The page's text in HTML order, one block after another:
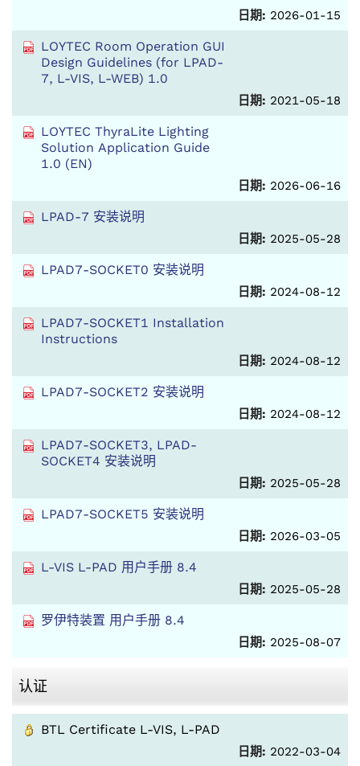
日期: 2026-01-15
LOYTEC Room Operation GUI
Design Guidelines (for LPAD-
7, L-VIS, L-WEB) 1.0
日期: 2021-05-18
LOYTEC ThyraLite Lighting
Solution Application Guide
1.0 (EN)
日期: 2026-06-16
LPAD-7 安装说明
日期: 2025-05-28
LPAD7-SOCKET0 安装说明
日期: 2024-08-12
LPAD7-SOCKET1 Installation
Instructions
日期: 2024-08-12
LPAD7-SOCKET2 安装说明
日期: 2024-08-12
LPAD7-SOCKET3, LPAD-
SOCKET4 安装说明
日期: 2025-05-28
LPAD7-SOCKET5 安装说明
日期: 2026-03-05
L-VIS L-PAD 用户手册 8.4
日期: 2025-05-28
罗伊特装置 用户手册 8.4
日期: 2025-08-07
认证
BTL Certificate L-VIS, L-PAD
日期: 2022-03-04